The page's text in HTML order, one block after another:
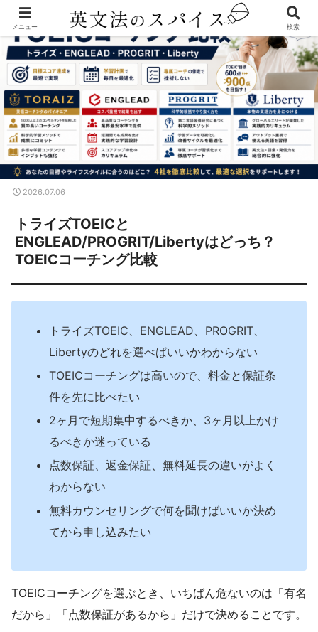
トライズTOEICと
ENGLEAD/PROGRIT/Libertyはどっち？
TOEICコーチング比較
2026.07.06
トライズTOEIC、ENGLEAD、PROGRIT、
Libertyのどれを選べばいいかわからない
TOEICコーチングは高いので、料金と保証条
件を先に比べたい
2ヶ月で短期集中するべきか、3ヶ月以上かけ
るべきか迷っている
点数保証、返金保証、無料延長の違いがよく
わからない
無料カウンセリングで何を聞けばいいか決め
てから申し込みたい
TOEICコーチングを選ぶとき、いちばん危ないのは「有名
だから」「点数保証があるから」だけで決めることです。
メニュー 検索